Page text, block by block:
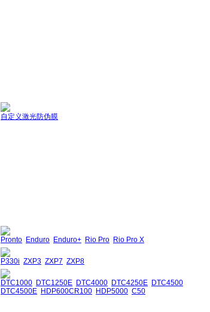
自定义激光防伪膜
Pronto Enduro Enduro+ Rio Pro Rio Pro X
P330i ZXP3 ZXP7 ZXP8
DTC1000 DTC1250E DTC4000 DTC4250E DTC4500
DTC4500E HDP600CR100 HDP5000 C50